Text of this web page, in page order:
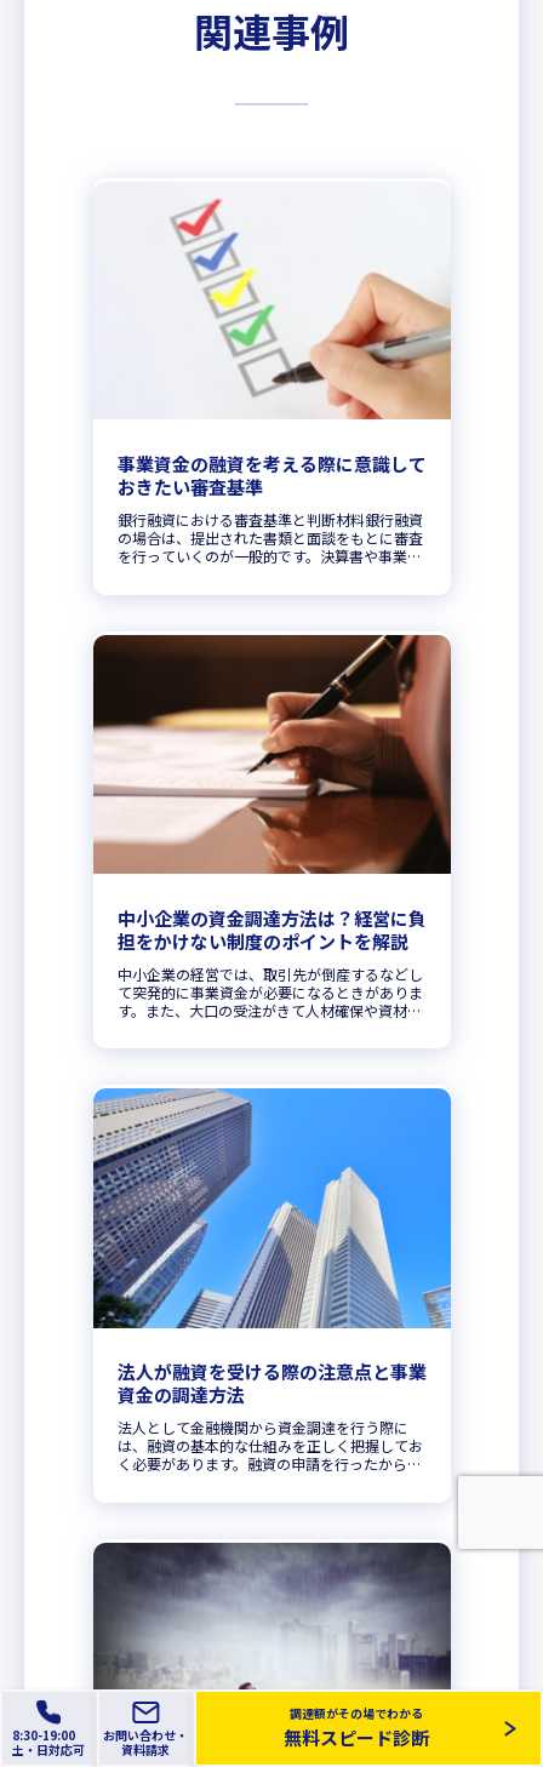
関連事例
事業資金の融資を考える際に意識して
おきたい審査基準
銀行融資における審査基準と判断材料銀行融資
の場合は、提出された書類と面談をもとに審査
を行っていくのが一般的です。決算書や事業計
業績や事業の将来性、返済能力などが厳格に審
中小企業の資金調達方法は？経営に負
担をかけない制度のポイントを解説
中小企業の経営では、取引先が倒産するなどし
て突発的に事業資金が必要になるときがありま
す。また、大口の受注がきて人材確保や資材調
でしょう。いざというときに資金不足に陥って
法人が融資を受ける際の注意点と事業
資金の調達方法
法人として金融機関から資金調達を行う際に
は、融資の基本的な仕組みを正しく把握してお
く必要があります。融資の申請を行ったからと
でポイントを押さえておくことが大切です。銀
8:30-19:00
土 ・日対応可
調達額がその場でわかる
無料スピード診断
お問い合わせ・
資料請求